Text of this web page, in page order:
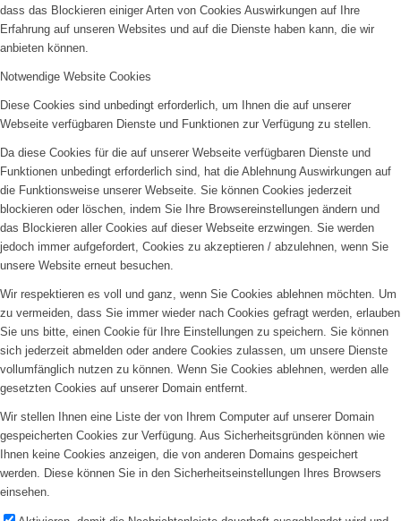
dass das Blockieren einiger Arten von Cookies Auswirkungen auf Ihre
Erfahrung auf unseren Websites und auf die Dienste haben kann, die wir
anbieten können.
Notwendige Website Cookies
Diese Cookies sind unbedingt erforderlich, um Ihnen die auf unserer
Webseite verfügbaren Dienste und Funktionen zur Verfügung zu stellen.
Da diese Cookies für die auf unserer Webseite verfügbaren Dienste und
Funktionen unbedingt erforderlich sind, hat die Ablehnung Auswirkungen auf
die Funktionsweise unserer Webseite. Sie können Cookies jederzeit
blockieren oder löschen, indem Sie Ihre Browsereinstellungen ändern und
das Blockieren aller Cookies auf dieser Webseite erzwingen. Sie werden
jedoch immer aufgefordert, Cookies zu akzeptieren / abzulehnen, wenn Sie
unsere Website erneut besuchen.
Wir respektieren es voll und ganz, wenn Sie Cookies ablehnen möchten. Um
zu vermeiden, dass Sie immer wieder nach Cookies gefragt werden, erlauben
Sie uns bitte, einen Cookie für Ihre Einstellungen zu speichern. Sie können
sich jederzeit abmelden oder andere Cookies zulassen, um unsere Dienste
vollumfänglich nutzen zu können. Wenn Sie Cookies ablehnen, werden alle
gesetzten Cookies auf unserer Domain entfernt.
Wir stellen Ihnen eine Liste der von Ihrem Computer auf unserer Domain
gespeicherten Cookies zur Verfügung. Aus Sicherheitsgründen können wie
Ihnen keine Cookies anzeigen, die von anderen Domains gespeichert
werden. Diese können Sie in den Sicherheitseinstellungen Ihres Browsers
einsehen.